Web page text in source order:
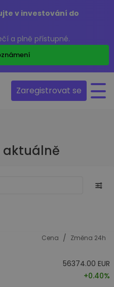
v investování do
a plně přístupné.
Zaregistrovat se
aktuálně
Cena / Změna 24h
56374.00 EUR
+0.40%